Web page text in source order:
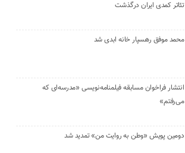
تئاتر کمدی ایران درگذشت
محمد موفق رهسپار خانه ابدی شد
انتشار فراخوان مسابقه فیلمنامه‌نویسی «مدرسه‌ای که
می‌رفتم»
دومین پویش «وطن به روایت من» تمدید شد